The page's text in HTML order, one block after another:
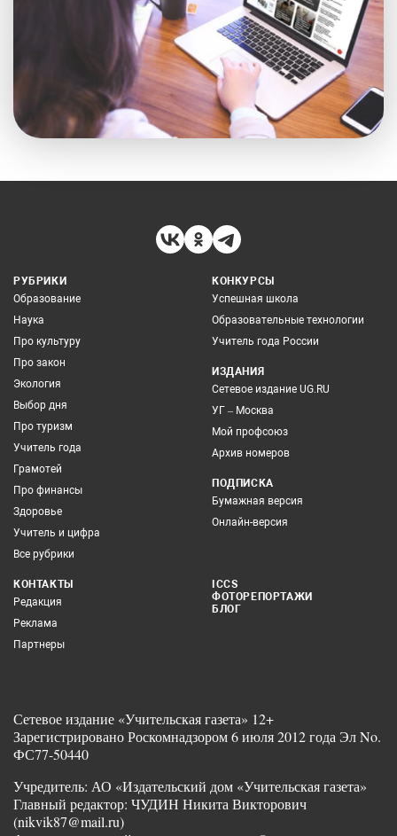
РУБРИКИ
Образование
Наука
Про культуру
Про закон
Экология
Выбор дня
Про туризм
Учитель года
Грамотей
Про финансы
Здоровье
Учитель и цифра
Все рубрики
КОНКУРСЫ
Успешная школа
Образовательные технологии
Учитель года России
ИЗДАНИЯ
Сетевое издание UG.RU
УГ – Москва
Мой профсоюз
Архив номеров
ПОДПИСКА
Бумажная версия
Онлайн-версия
КОНТАКТЫ
Редакция
Реклама
Партнеры
ICCS
ФОТОРЕПОРТАЖИ
БЛОГ
Сетевое издание «Учительская газета» 12+
Зарегистрировано Роскомнадзором 6 июля 2012 года Эл No.
ФС77-50440
Учредитель: АО «Издательский дом «Учительская газета»
Главный редактор: ЧУДИН Никита Викторович
(nikvik87@mail.ru)